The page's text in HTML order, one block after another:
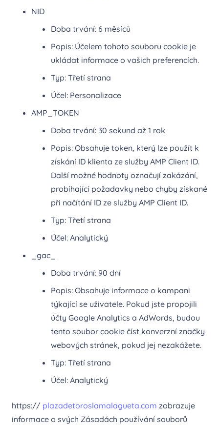
NID
Doba trvání: 6 měsíců
Popis: Účelem tohoto souboru cookie je
ukládat informace o vašich preferencích.
Typ: Třetí strana
Účel: Personalizace
AMP_TOKEN
Doba trvání: 30 sekund až 1 rok
Popis: Obsahuje token, který lze použít k
získání ID klienta ze služby AMP Client ID.
Další možné hodnoty označují zakázání,
probíhající požadavky nebo chyby získané
při načítání ID ze služby AMP Client ID.
Typ: Třetí strana
Účel: Analytický
_gac_
Doba trvání: 90 dní
Popis: Obsahuje informace o kampani
týkající se uživatele. Pokud jste propojili
účty Google Analytics a AdWords, budou
tento soubor cookie číst konverzní značky
webových stránek, pokud jej nezakážete.
Typ: Třetí strana
Účel: Analytický
https:// plazadetoroslamalagueta.com zobrazuje
informace o svých Zásadách používání souborů